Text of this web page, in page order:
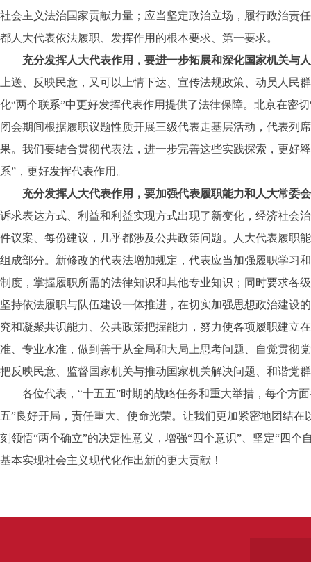
社会主义法治国家贡献力量；应当坚定政治立场，履行政治责
都人大代表依法履职、发挥作用的根本要求、第一要求。
充分发挥人大代表作用，要进一步拓展和深化国家机关与
上送、反映民意，又可以上情下达、宣传法规政策、动员人
化“两个联系”中更好发挥代表作用提供了法律保障。北京在密
闭会期间根据履职议题性质开展三级代表走基层活动，代表列
果。我们要结合贯彻代表法，进一步完善这些实践探索，更好
系”，更好发挥代表作用。
充分发挥人大代表作用，要加强代表履职能力和人大常委
诉求表达方式、利益和利益实现方式出现了新变化，经济社会
件议案、每份建议，几乎都涉及公共政策问题。人大代表履职
组成部分。新修改的代表法增加规定，代表应当加强履职学习
制度，掌握履职所需的法律知识和其他专业知识；同时要求各
坚持依法履职与队伍建设一体推进，在切实加强思想政治建设
究和凝聚共识能力、公共政策把握能力，努力使各项履职建立
准、专业水准，做到善于从全局和大局上思考问题、自觉贯彻
把反映民意、监督国家机关与推动国家机关解决问题、和谐党
各位代表，“十五五”时期的战略任务和重大举措，每个方面
五”良好开局，责任重大、使命光荣。让我们更加紧密地团结
刻领悟“两个确立”的决定性意义，增强“四个意识”、坚定“四
基本实现社会主义现代化作出新的更大贡献！